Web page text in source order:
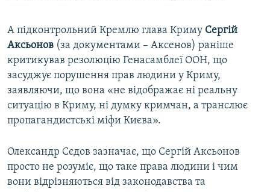
А підконтрольний Кремлю глава Криму Сергій
Аксьонов (за документами – Аксенов) раніше
критикував резолюцію Генасамблеї ООН, що
засуджує порушення прав людини у Криму,
заявляючи, що вона «не відображає ні реальну
ситуацію в Криму, ні думку кримчан, а транслює
пропагандистські міфи Києва».
Олександр Сєдов зазначає, що Сергій Аксьонов
просто не розуміє, що таке права людини і чим
вони відрізняються від законодавства та